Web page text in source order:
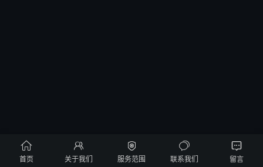

首页

关于我们

服务范围

联系我们

留言